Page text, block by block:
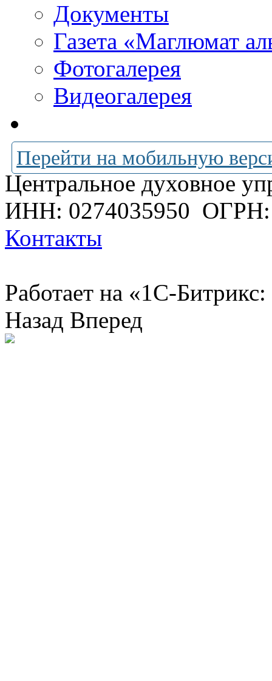
Документы
Газета «Маглюмат
Фотогалерея
Видеогалерея
Перейти на мобильную
Центральное духовное
ИНН: 0274035950 ОГРН:
Контакты
Работает на «1С-
Назад Вперед